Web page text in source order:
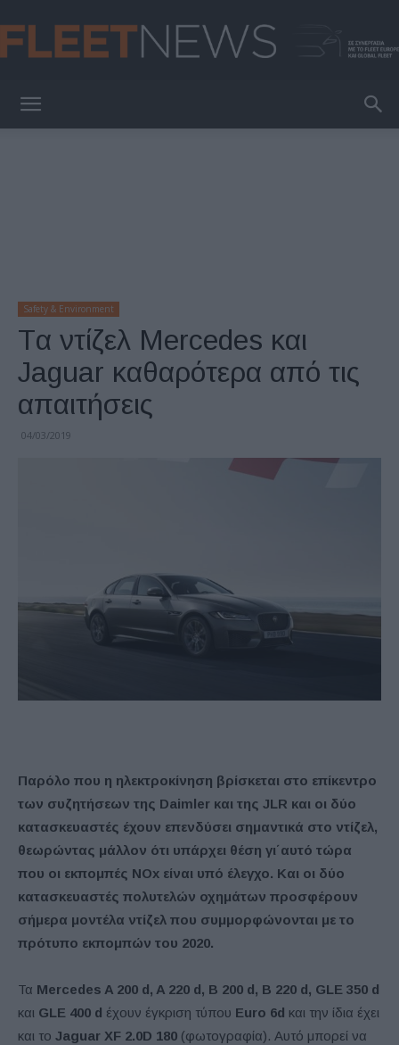
Safety & Environment
Tα ντίζελ Mercedes και
Jaguar καθαρότερα από τις
απαιτήσεις
04/03/2019
Παρόλο που η ηλεκτροκίνηση βρίσκεται στο επίκεντρο
των συζητήσεων της Daimler και της JLR και οι δύο
κατασκευαστές έχουν επενδύσει σημαντικά στο ντίζελ,
θεωρώντας μάλλον ότι υπάρχει θέση γι΄αυτό τώρα
που οι εκπομπές NOx είναι υπό έλεγχο. Και οι δύο
κατασκευαστές πολυτελών οχημάτων προσφέρουν
σήμερα μοντέλα ντίζελ που συμμορφώνονται με το
πρότυπο εκπομπών του 2020.
Τα Mercedes A 200 d, A 220 d, B 200 d, B 220 d, GLE 350 d
και GLE 400 d έχουν έγκριση τύπου Euro 6d και την ίδια έχει
και το Jaguar XF 2.0D 180 (φωτογραφία). Αυτό μπορεί να